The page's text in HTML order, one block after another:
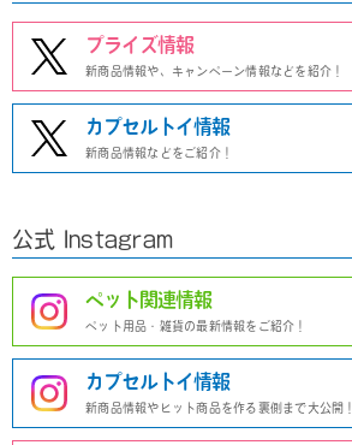
プライズ情報
新商品情報や、キャンペーン情報などを紹介！
カプセルトイ情報
新商品情報などをご紹介！
公式 Instagram
ペット関連情報
ペット用品・雑貨の最新情報をご紹介！
カプセルトイ情報
新商品情報やヒット商品を作る裏側まで大公開！